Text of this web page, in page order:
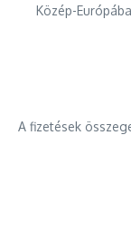
Közép-
A fizetések